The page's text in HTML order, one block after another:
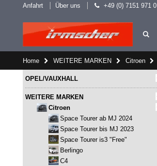
Anfahrt Über uns +49 (0) 7151 971 0
Home WEITERE MARKEN Citroen
OPEL/VAUXHALL
WEITERE MARKEN
Citroen
Space Tourer ab MJ 2024
Space Tourer bis MJ 2023
Space Tourer is3 "Free"
Berlingo
C4